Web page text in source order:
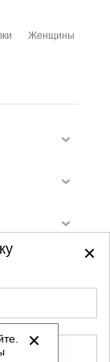
Женщины
и